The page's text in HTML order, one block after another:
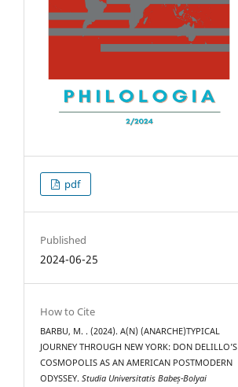
pdf
Published
2024-06-25
How to Cite
BARBU, M. . (2024). A(N) (ANARCHE)TYPICAL
JOURNEY THROUGH NEW YORK: DON DELILLO’S
COSMOPOLIS AS AN AMERICAN POSTMODERN
ODYSSEY.Studia Universitatis Babeș-Bolyai